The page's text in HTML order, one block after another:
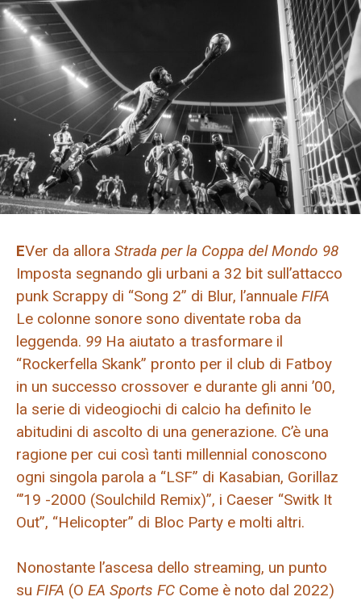
EVer da allora Strada per la Coppa del Mondo 98
Imposta segnando gli urbani a 32 bit sull’attacco
punk Scrappy di “Song 2” di Blur, l’annuale FIFA
Le colonne sonore sono diventate roba da
leggenda. 99 Ha aiutato a trasformare il
“Rockerfella Skank” pronto per il club di Fatboy
in un successo crossover e durante gli anni ’00,
la serie di videogiochi di calcio ha definito le
abitudini di ascolto di una generazione. C’è una
ragione per cui così tanti millennial conoscono
ogni singola parola a “LSF” di Kasabian, Gorillaz
“’19 -2000 (Soulchild Remix)”, i Caeser “Switk It
Out”, “Helicopter” di Bloc Party e molti altri.
Nonostante l’ascesa dello streaming, un punto
su FIFA (O EA Sports FC Come è noto dal 2022)